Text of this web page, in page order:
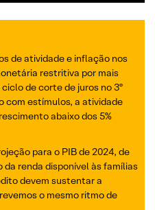
de atividade e inflação nos
restritiva por mais
de corte de juros no 3º
com estímulos, a atividade
abaixo dos 5%
para o PIB de 2024, de
da renda disponível às famílias
devem sustentar a
o mesmo ritmo de